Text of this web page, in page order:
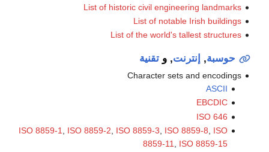
List of historic civil engineering landmarks
List of notable Irish buildings
List of the world's tallest structures
حوسبة, إنترنت, و تقنية
Character sets and encodings
ASCII
EBCDIC
ISO 646
ISO 8859-1
ISO 8859-2 ISO 8859-3 ISO 8859-8
ISO
8859-11
ISO 8859-15